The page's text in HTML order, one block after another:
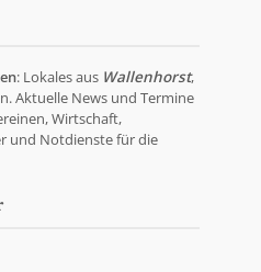
: Lokales aus Wallenhorst,
Aktuelle News und Termine
Wirtschaft,
und Notdienste für die